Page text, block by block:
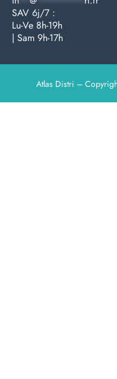
SAV 6j/7 :
Lu-Ve 8h-19h
| Sam 9h-17h
Atlas Distri –